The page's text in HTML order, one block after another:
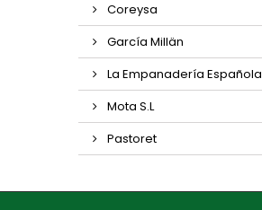
Coreysa
García Millän
La Empanadería Española
Mota S.L
Pastoret